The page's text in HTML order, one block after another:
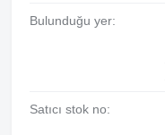
Bulunduğu yer:
Satıcı stok no: